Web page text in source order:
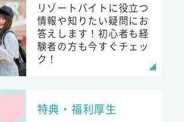
リゾートバイトに役立つ
情報や知りたい疑問にお
答えします！初心者も経
験者の方も今すぐチェッ
ク！
特典・福利厚生